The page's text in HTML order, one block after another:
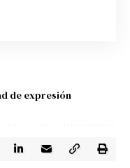
de expresión